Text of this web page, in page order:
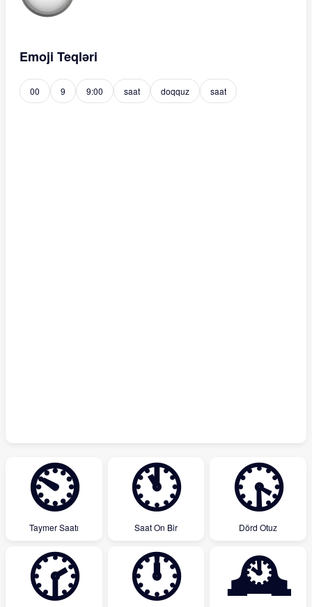
Emoji Teqləri
00 9 9:00 saat doqquz saat
⏲
Taymer Saatı
🕚
Saat On Bir
🕟
Dörd Otuz
🕝 🕛 🕰